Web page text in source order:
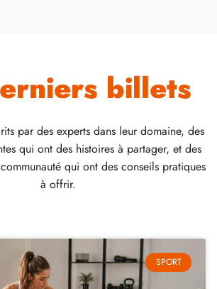
billets​
par des experts dans leur domaine, des
qui ont des histoires à partager, et des
qui ont des conseils pratiques
à offrir.
SPORT